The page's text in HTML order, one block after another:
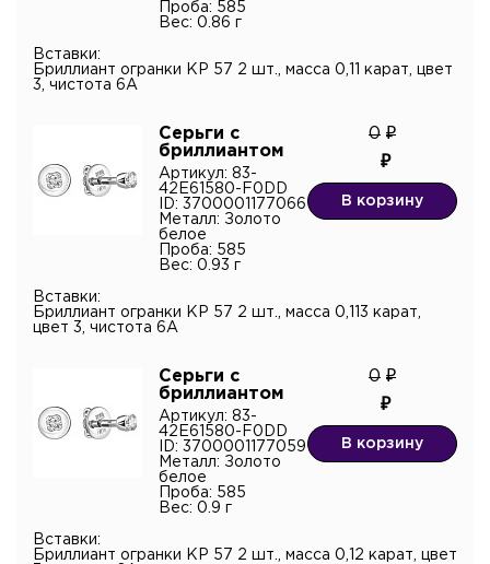
Проба: 585
Вес: 0.86 г
Вставки:
Бриллиант огранки КР 57 2 шт., масса 0,11 карат, цвет
3, чистота 6А
Серьги с
бриллиантом
Артикул: 83-
42E61580-F0DD
ID: 3700001177066
Металл: Золото
белое
Проба: 585
Вес: 0.93 г
0
В корзину
Вставки:
Бриллиант огранки КР 57 2 шт., масса 0,113 карат,
цвет 3, чистота 6А
Серьги с
бриллиантом
Артикул: 83-
42E61580-F0DD
ID: 3700001177059
Металл: Золото
белое
Проба: 585
Вес: 0.9 г
0
В корзину
Вставки:
Бриллиант огранки КР 57 2 шт., масса 0,12 карат, цвет